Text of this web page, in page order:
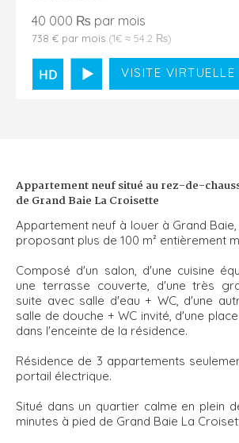
40 000 ₨ par mois
738 € par mois (1€ ≈ 54.2 ₨)
VISITE VIRTUELLE
Appartement neuf situé au rez-de-
de Grand Baie La Croisette
Appartement neuf à louer à Grand
proposant plus de 100 m² entièrement
Composé d'un salon, d'une cuisine
une terrasse couverte, d'une très
suite avec salle d'eau + WC, d'une
salle de douche + WC invité, d'une
dans l'enceinte de la résidence.
Résidence de 3 appartements
portail électrique.
Situé dans un quartier calme en plein
minutes à pied de Grand Baie La